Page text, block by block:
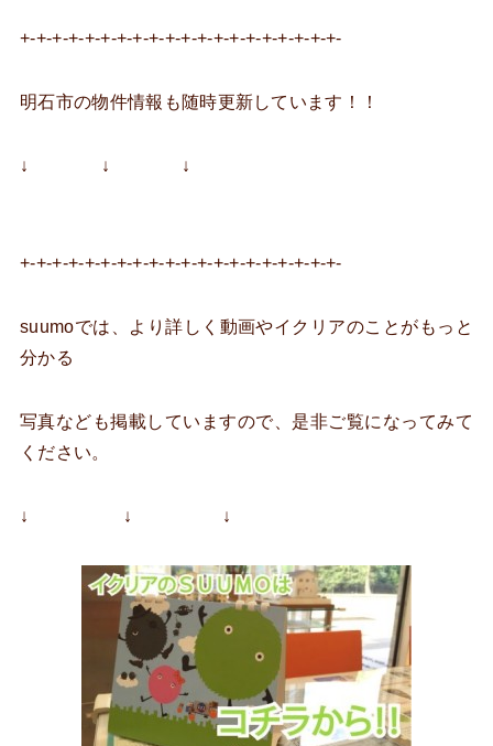
+-+-+-+-+-+-+-+-+-+-+-+-+-+-+-+-+-+-+-+-
明石市の物件情報も随時更新しています！！
↓ ↓ ↓
+-+-+-+-+-+-+-+-+-+-+-+-+-+-+-+-+-+-+-+-
suumoでは、より詳しく動画やイクリアのことがもっと
分かる
写真なども掲載していますので、是非ご覧になってみて
ください。
↓ ↓ ↓